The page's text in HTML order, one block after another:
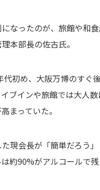
になったのが、旅館や和
本部長の佐古氏。
代初め、大阪万博のすぐ
ブインや旅館では大人
まっていた。
現会長が「簡単だろう
約90%がアルコールで